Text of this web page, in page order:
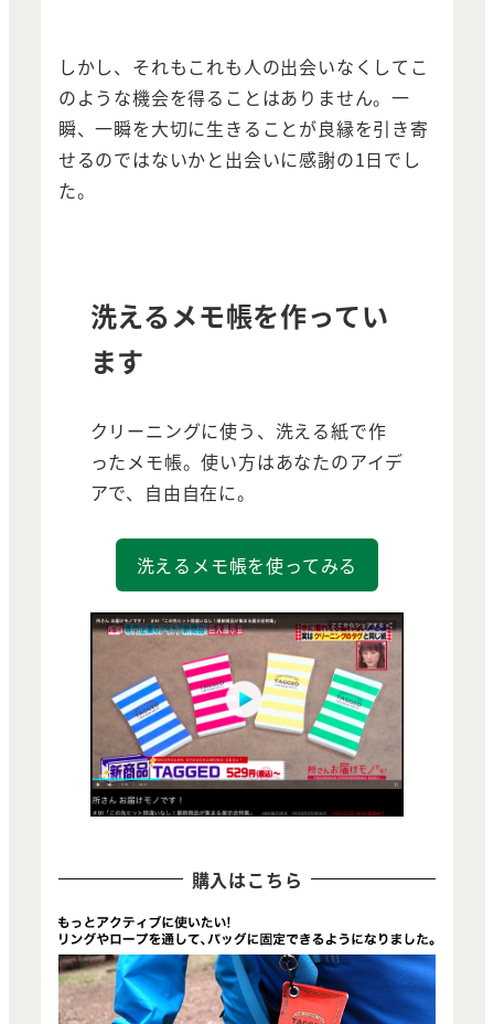
しかし、それもこれも人の出会いなくしてこ
のような機会を得ることはありません。一
瞬、一瞬を大切に生きることが良縁を引き寄
せるのではないかと出会いに感謝の1日でし
た。
洗えるメモ帳を作ってい
ます
クリーニングに使う、洗える紙で作
ったメモ帳。使い方はあなたのアイデ
アで、自由自在に。
洗えるメモ帳を使ってみる
購入はこちら